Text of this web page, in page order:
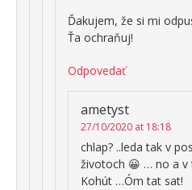
Ďakujem, že si mi
Ťa ochraňuj!
Odpovedať
ametyst
27/10/2020 at 18:18
chlap? ..leda tak v
životoch 😀 … no a
Kohút …Óm tat sat!